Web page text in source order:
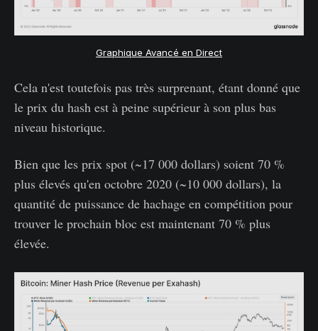
Graphique Avancé en Direct
Cela n'est toutefois pas très surprenant, étant donné que
le prix du hash est à peine supérieur à son plus bas
niveau historique.
Bien que les prix spot (~17 000 dollars) soient 70 %
plus élevés qu'en octobre 2020 (~10 000 dollars), la
quantité de puissance de hachage en compétition pour
trouver le prochain bloc est maintenant 70 % plus
élevée.